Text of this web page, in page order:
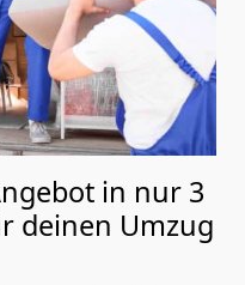
in nur 3
deinen Umzug